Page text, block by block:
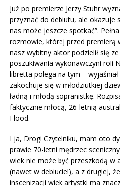
Już po premierze Jerzy Stuhr
przyznać do debiutu, ale okazuje
nas może jeszcze spotkać”.
rozmowie, której przed premierą
nasz wybitny aktor podzielił się
poszukiwania wykonawczyni roli
libretta polega na tym – wyjaśniał
zakochuje się w młodziutkiej
ładną i młodą sopranistkę.
faktycznie młodą, 26-letnią
Flood.
I ja, Drogi Czytelniku, mam oto
prawie 70-letni mędrzec
wiek nie może być przeszkodą w
(nawet w debiucie!), a z drugiej,
inscenizacji wiek artystki ma